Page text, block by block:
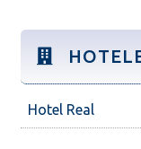
Hotel Real